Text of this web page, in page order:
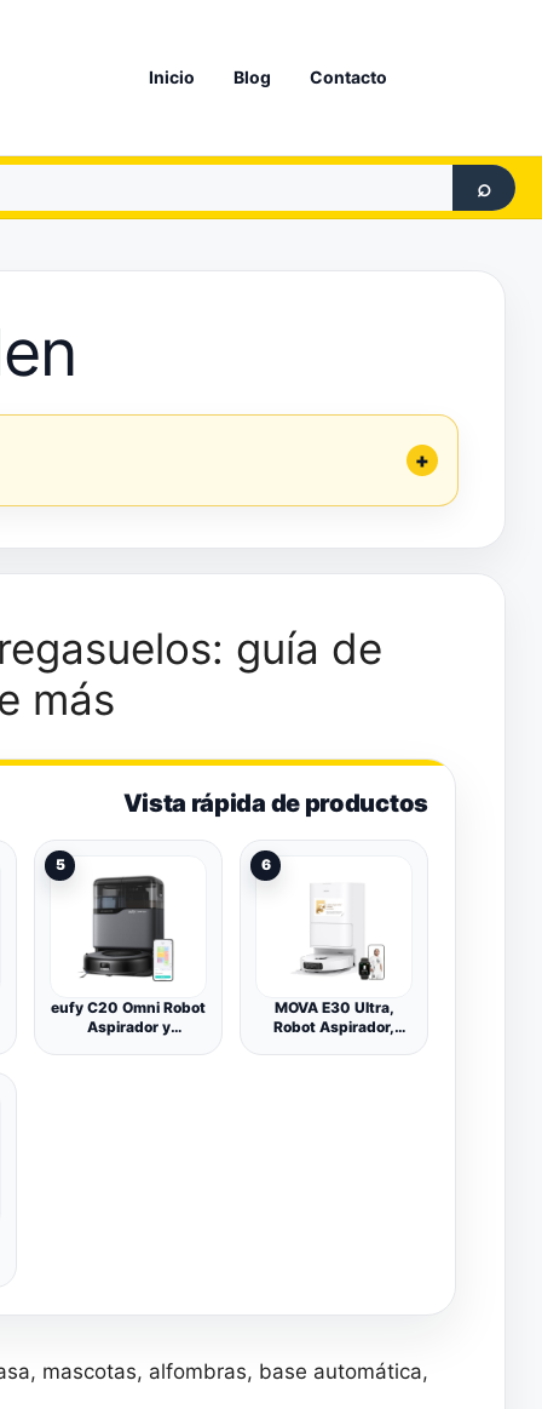
Inicio Blog Contacto
⌕
+
guía de
más
Vista rápida de productos
5
eufy C20 Omni Robot
Aspirador y
6
MOVA E30 Ultra,
Robot Aspirador,
mascotas, alfombras, base automática,